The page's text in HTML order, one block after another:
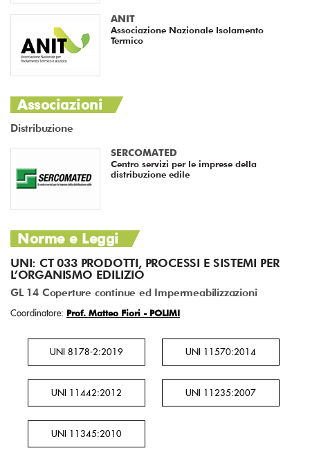
ANIT
Associazione Nazionale Isolamento
Termico
Associazioni
Distribuzione
SERCOMATED
Centro servizi per le imprese della
distribuzione edile
Norme e Leggi
UNI: CT 033 PRODOTTI, PROCESSI E SISTEMI PER
L’ORGANISMO EDILIZIO
GL 14 Coperture continue ed Impermeabilizzazioni
Coordinatore: Prof. Matteo Fiori - POLIMI
UNI 8178-2:2019 UNI 11570:2014
UNI 11442:2012 UNI 11235:2007
UNI 11345:2010